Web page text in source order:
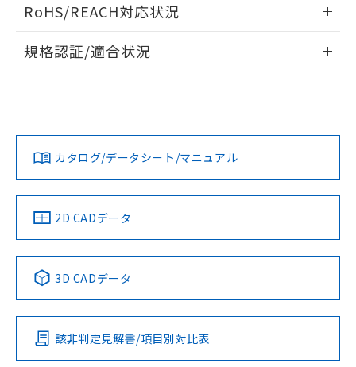
ドすることができます。
ログイン/会員登録
ダウンロードデータをご利用いただく前に、以下を必ずお読
みください。
ソフトウェアの使用条件
RoHS/REACH対応状況
EU RoHS 注意事項・凡例
対応済み
中国 RoHS 注意事項・凡例
Pb Hg Cd Cr(VI)
O
規格認証/適合状況
カタログ/データシート/マニュアル
2D CADデータ
3D CADデータ
該非判定見解書/項目別対比表